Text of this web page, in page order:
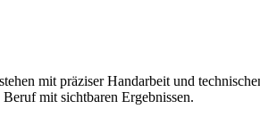
mit präziser Handarbeit und
mit sichtbaren Ergebnissen.